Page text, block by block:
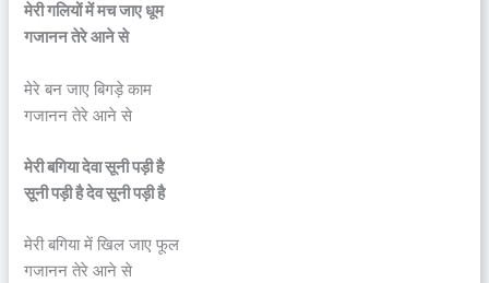
मेरी गलियों में मच जाए धूम
गजानन तेरे आने से
मेरे बन जाए बिगड़े काम
गजानन तेरे आने से
मेरी बगिया देवा सूनी पड़ी है
सूनी पड़ी है देव सूनी पड़ी है
मेरी बगिया में खिल जाए फूल
गजानन तेरे आने से